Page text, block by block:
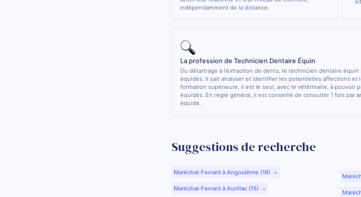
indépendamment de la distance.
La profession de Technicien Dentaire Équin
Du détartrage à l’extraction de dents, le technicien dentaire
équidés. Il sait analyser et identifier les potentielles affections et
formation supérieure, il est le seul, avec le vétérinaire, à pouvoir
équidés. En règle général, il est conseillé de consulter 1 fois par
équidé.
Suggestions de recherche
Maréchal-Ferrant à Angoulême (16)
Maréchal-Ferrant à Aurillac (15)